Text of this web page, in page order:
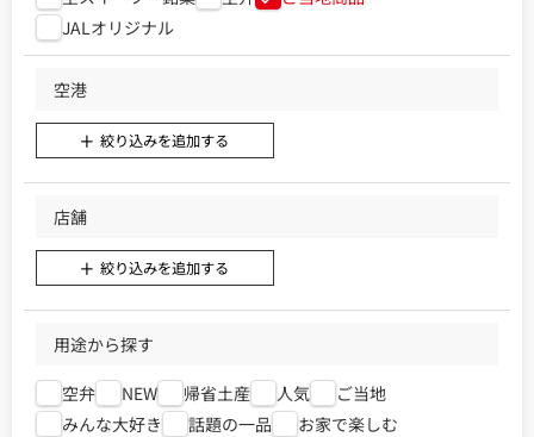
JALオリジナル
空港
絞り込みを追加する
店舗
絞り込みを追加する
用途から探す
空弁 NEW 帰省土産 人気
ご当地
みんな大好き
話題の一品
お家で楽しむ